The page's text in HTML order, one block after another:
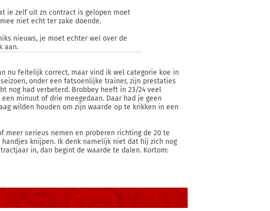
ie zelf uit zn contract is gelopen moet
niet echt ter zake doende.
nieuws, je moet echter wel over de
aan.
nu feitelijk correct, maar vind ik wel categorie koe in
onder een fatsoenlijke trainer, zijn prestaties
nog had verbeterd. Brobbey heeft in 23/24 veel
minuut of drie meegedaan. Daar had je geen
wilden houden om zijn waarde op te krikken in een
meer serieus nemen en proberen richting de 20 te
knijpen. Ik denk namelijk niet dat hij zich nog
in, dan begint de waarde te dalen. Kortom: